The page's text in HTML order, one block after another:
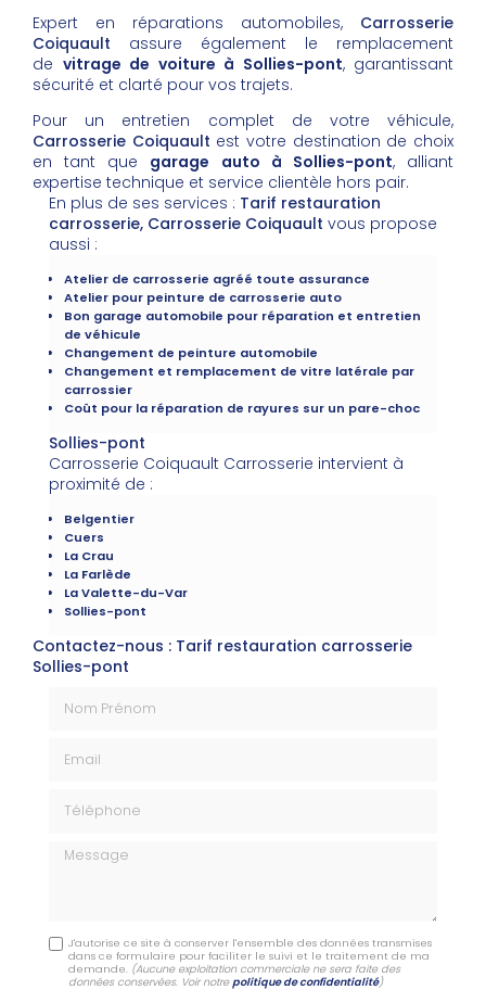
Expert en réparations automobiles, Carrosserie
Coiquault assure également le remplacement
de vitrage de voiture à Sollies-pont, garantissant
sécurité et clarté pour vos trajets.
Pour un entretien complet de votre véhicule,
Carrosserie Coiquault est votre destination de choix
en tant que garage auto à Sollies-pont, alliant
expertise technique et service clientèle hors pair.
En plus de ses services : Tarif restauration
carrosserie, Carrosserie Coiquault vous propose
aussi :
Atelier de carrosserie agréé toute assurance
Atelier pour peinture de carrosserie auto
Bon garage automobile pour réparation et entretien
de véhicule
Changement de peinture automobile
Changement et remplacement de vitre latérale par
carrossier
Coût pour la réparation de rayures sur un pare-choc
Sollies-pont
Carrosserie Coiquault Carrosserie intervient à
proximité de :
Belgentier
Cuers
La Crau
La Farlède
La Valette-du-Var
Sollies-pont
Contactez-nous : Tarif restauration carrosserie
Sollies-pont
Message
J'autorise ce site à conserver l'ensemble des données transmises
dans ce formulaire pour faciliter le suivi et le traitement de ma
demande. (Aucune exploitation commerciale ne sera faite des
données conservées. Voir notre politique de confidentialité)